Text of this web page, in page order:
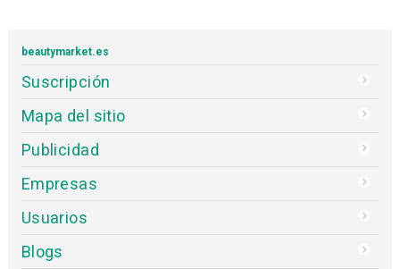
beautymarket.es
Suscripción
Mapa del sitio
Publicidad
Empresas
Usuarios
Blogs